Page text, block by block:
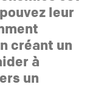
leur
créant un
à
un